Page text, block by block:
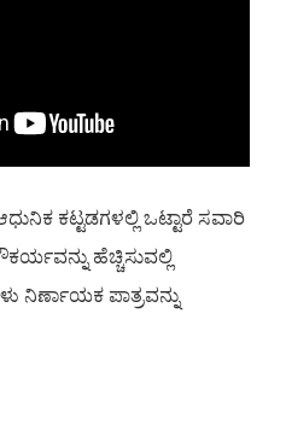
ಕಟ್ಟಡಗಳಲ್ಲಿ ಒಟ್ಟಾರೆ ಸವಾರಿ
ಹೆಚ್ಚಿಸುವಲ್ಲಿ
ಪಾತ್ರವನ್ನು